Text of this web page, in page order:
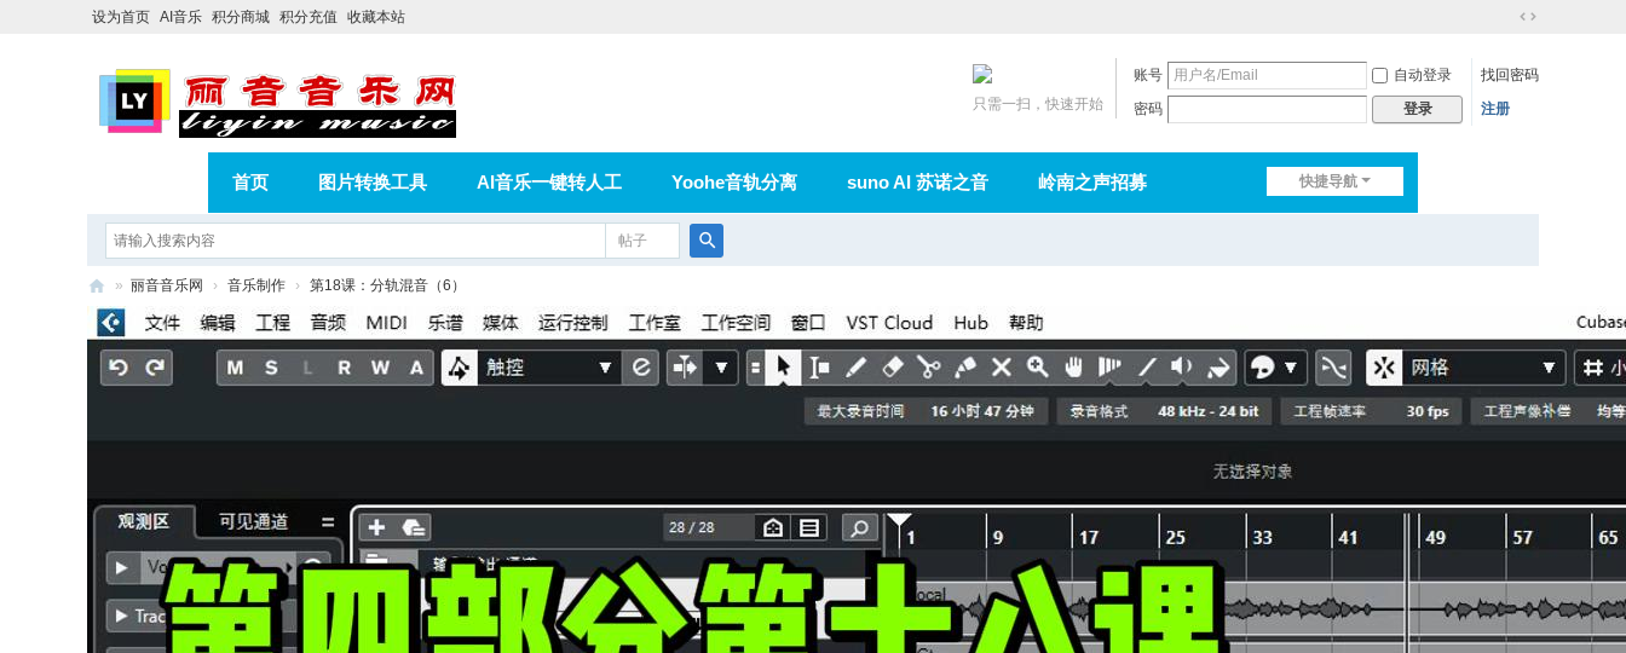
设为首页 AI音乐 积分商城 积分充值 收藏本站
到
账号 自动登录
找回密码
密码
登录 注册
只需一扫，快速开始
快捷导航
首页 图片转换工具 AI音乐一键转人工 Yoohe音轨分离 suno AI 苏诺之音 岭南之声招募
在线论坛
帖子
索
» 丽音音乐网 › 音乐制作 › 第18课：分轨混音（6）